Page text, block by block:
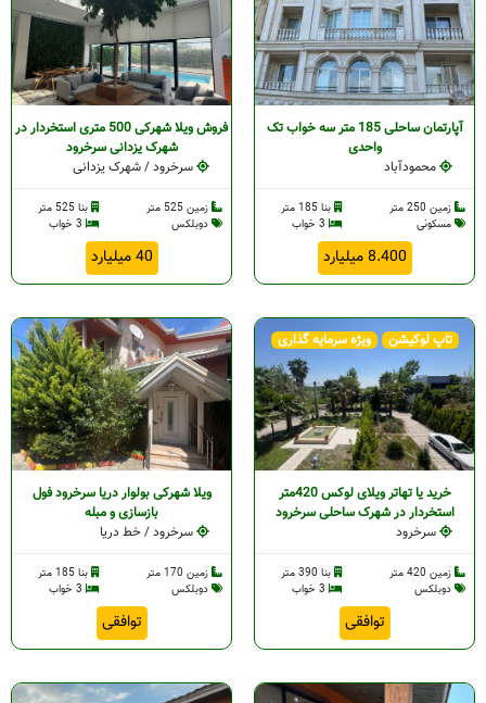
آپارتمان ساحلی 185 متر سه خواب تک
واحدی
محمودآباد
زمین 250 متر
بنا 185 متر
مسکونی
8.400 میلیارد
فروش ویلا شهرکی 500 متری استخردار در
شهرک یزدانی سرخرود
سرخرود / شهرک یزدانی
زمین 525 متر
بنا 525 متر
دوبلکس
40 میلیارد
تاپ لوکیشن ویژه سرمایه گذاری
خرید یا تهاتر ویلای لوکس 420متر
استخردار در شهرک ساحلی سرخرود
سرخرود
زمین 420 متر
بنا 390 متر
دوبلکس
توافقی
ویلا شهرکی بولوار دریا سرخرود فول
بازسازی و مبله
سرخرود / خط دریا
زمین 170 متر
بنا 185 متر
دوبلکس
توافقی